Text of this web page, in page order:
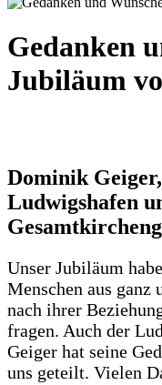
Gedanken
Jubiläum
Dominik
Ludwigshafen
Unser Jubiläum
Menschen aus ganz
nach ihrer
fragen. Auch der
Geiger hat seine
uns geteilt. Vielen